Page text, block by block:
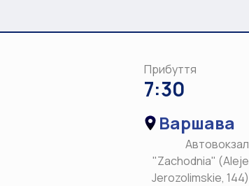
Прибуття
7:30
Варшава
Автовокзал
"Zachodnia" (Aleje
Jerozolimskie, 144)